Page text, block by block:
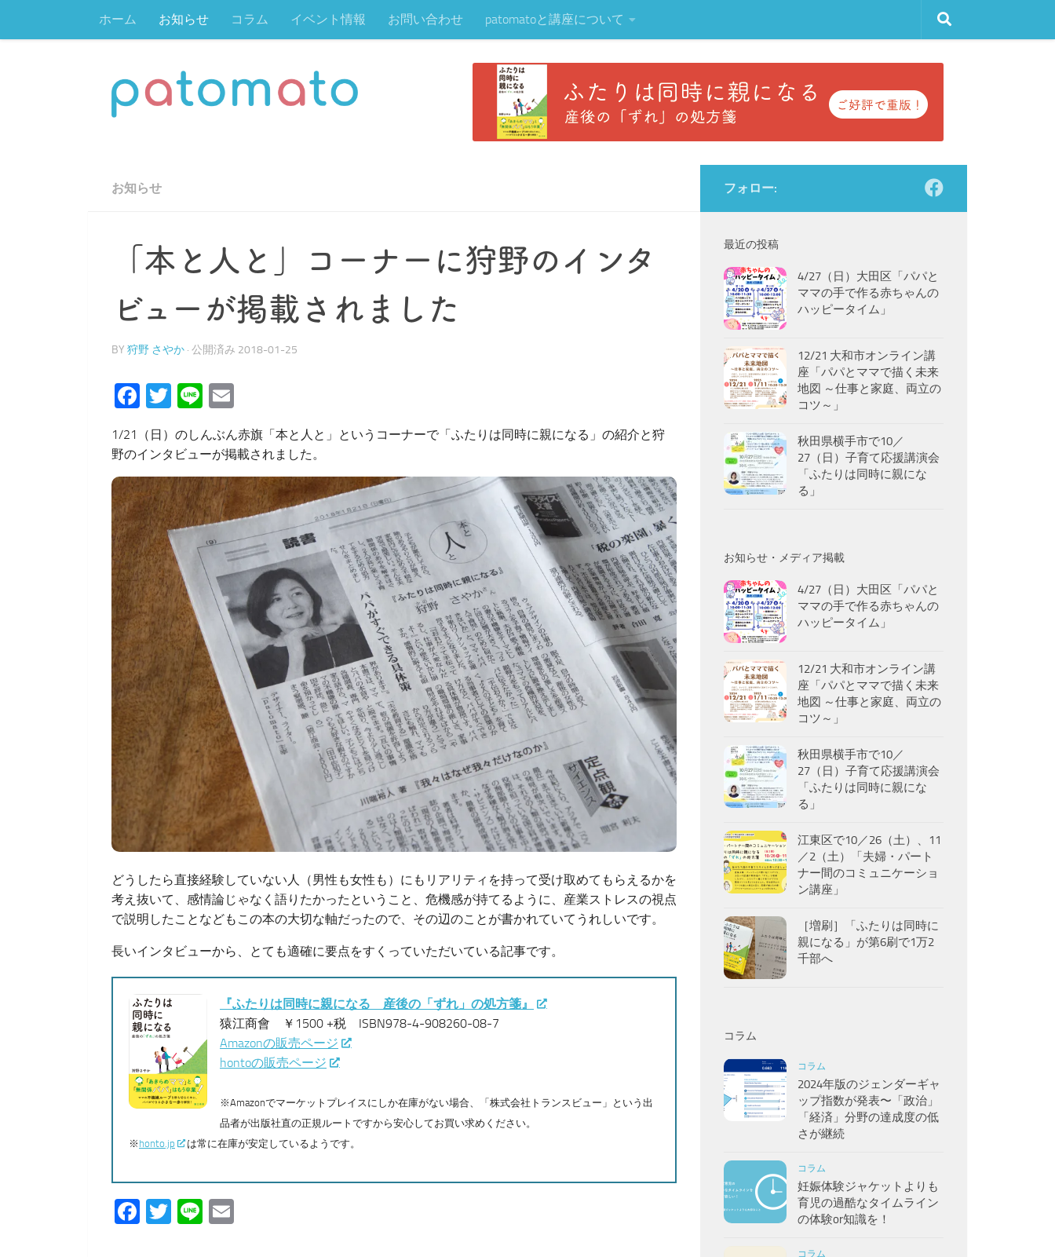
コンテンツへスキップ
ホーム お知らせ コラム イベント情報 お問い合わせ patomatoと講座について
お知らせ
「本と人と」コーナーに狩野のインタ
ビューが掲載されました
BY 狩野 さやか · 公開済み 2018-01-25
Facebook
Twitter
Line
1/21（日）のしんぶん赤旗「本と人と」というコーナーで「ふたりは同時に親になる」の紹介と狩
野のインタビューが掲載されました。
どうしたら直接経験していない人（男性も女性も）にもリアリティを持って受け取めてもらえるかを
考え抜いて、感情論じゃなく語りたかったということ、危機感が持てるように、産業ストレスの視点
で説明したことなどもこの本の大切な軸だったので、その辺のことが書かれていてうれしいです。
長いインタビューから、とても適確に要点をすくっていただいている記事です。
『ふたりは同時に親になる 産後の「ずれ」の処方箋』
猿江商會 ￥1500 +税 ISBN978-4-908260-08-7
Amazonの販売ページ
hontoの販売ページ
※Amazonでマーケットプレイスにしか在庫がない場合、「株式会社トランスビュー」という出
品者が出版社直の正規ルートですから安心してお買い求めください。
※ honto.jp は常に在庫が安定しているようです。
Facebook
Twitter
Line
フォロー:
最近の投稿
4/27（日）大田区「パパと
ママの手で作る赤ちゃんの
ハッピータイム」
12/21 大和市オンライン講
座「パパとママで描く未来
地図 ～仕事と家庭、両立の
コツ～」
秋田県横手市で10／
27（日）子育て応援講演会
「ふたりは同時に親にな
る」
お知らせ・メディア掲載
4/27（日）大田区「パパと
ママの手で作る赤ちゃんの
ハッピータイム」
12/21 大和市オンライン講
座「パパとママで描く未来
地図 ～仕事と家庭、両立の
コツ～」
秋田県横手市で10／
27（日）子育て応援講演会
「ふたりは同時に親にな
る」
江東区で10／26（土）、11
／2（土）「夫婦・パート
ナー間のコミュニケーショ
ン講座」
［増刷］「ふたりは同時に
親になる」が第6刷で1万2
千部へ
コラム
コラム
2024年版のジェンダーギャ
ップ指数が発表〜「政治」
「経済」分野の達成度の低
さが継続
コラム
妊娠体験ジャケットよりも
育児の過酷なタイムライン
の体験or知識を！
コラム